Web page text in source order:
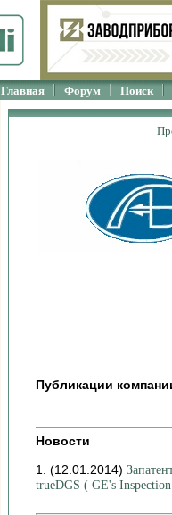
Главная Форум Поиск
Публикации
Новости
1. (12.01.2014)
trueDGS ( GE's